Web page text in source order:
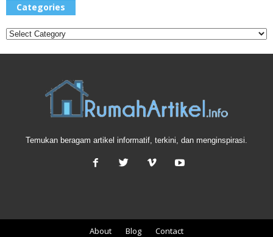
Categories
Temukan beragam artikel informatif, terkini, dan menginspirasi.
About Blog
Contact